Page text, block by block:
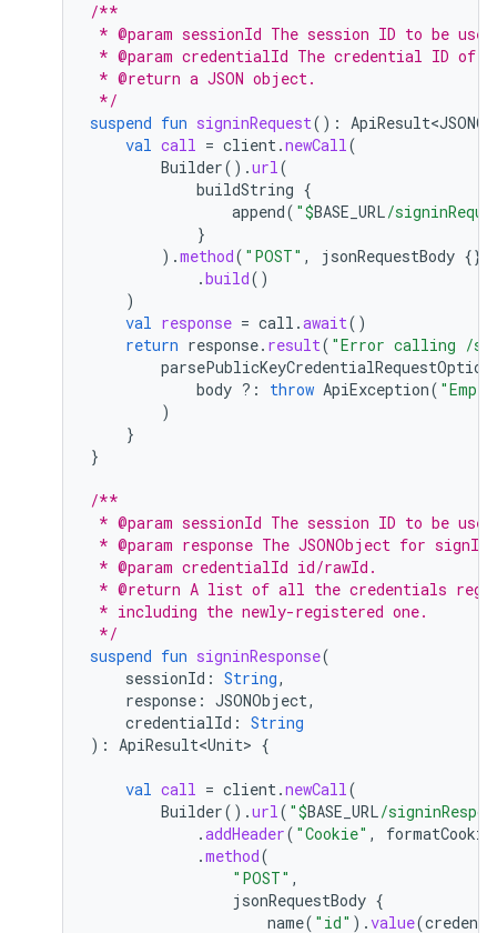
/**
* @param sessionId The session ID to be
* @param credentialId The credential ID of
* @return a JSON object.
*/
suspend fun signinRequest():
val call = client.newCall(
Builder().url(
buildString {
append( "$BASE_URL/
}
).method( "POST" , jsonRequestBody {})
.build()
)
val response = call .await()
return response. result( "Error calling /
body ?: throw ApiException(
)
}
}
/**
* @param sessionId The session ID to be
* @param response The JSONObject for
* @param credentialId id/rawId.
* @return A list of all the credentials
* including the newly-registered one.
*/
suspend fun signinResponse(
sessionId : String,
response : JSONObject,
credentialId : String
): ApiResult<Unit> {
val call = client.newCall(
Builder().url( "$BASE_URL/
.addHeader( "Cookie" , formatCookie
.method(
"POST" ,
jsonRequestBody {
name( "id" ).value(